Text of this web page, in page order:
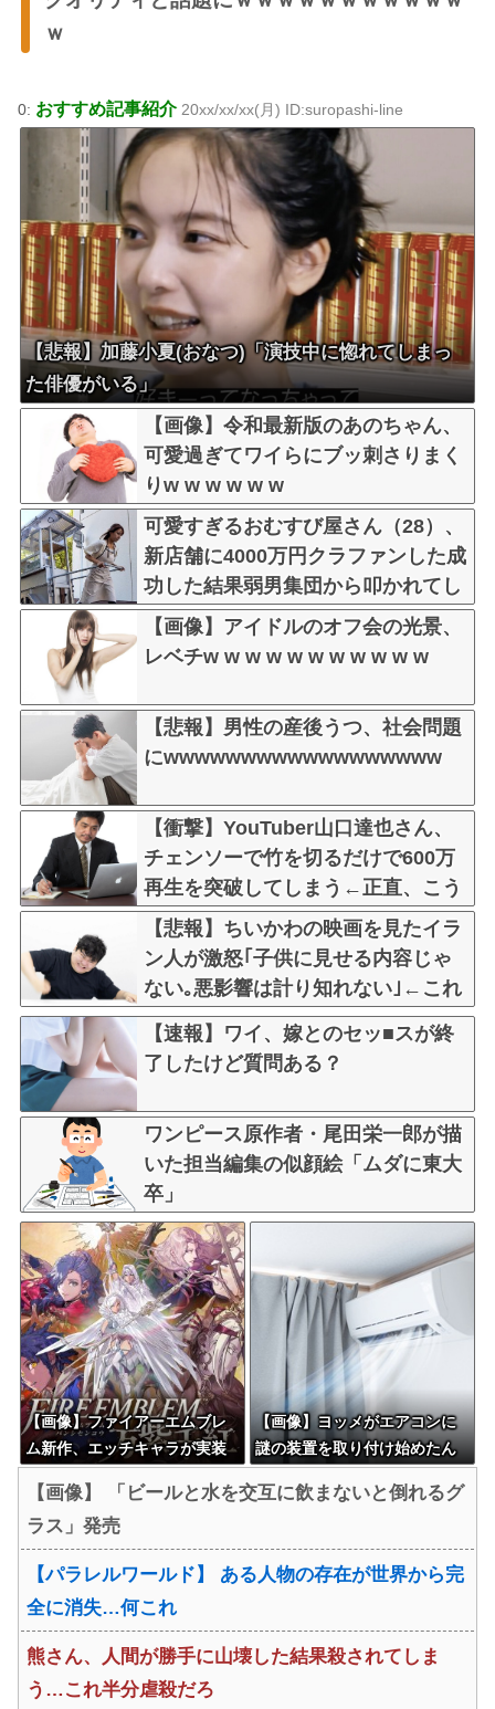
ｗ
0: おすすめ記事紹介20xx/xx/xx(月) ID:suropashi-line
【悲報】加藤小夏(おなつ)「演技中に惚れてしまっ
た俳優がいる」
【画像】令和最新版のあのちゃん、
可愛過ぎてワイらにブッ刺さりまく
りw w w w w w
可愛すぎるおむすび屋さん（28）、
新店舗に4000万円クラファンした成
功した結果弱男集団から叩かれてし
まうｗｗｗｗ
【画像】アイドルのオフ会の光景、
レベチw w w w w w w w w w w
【悲報】男性の産後うつ、社会問題
にwwwwwwwwwwwwwwwwww
【衝撃】YouTuber山口達也さん、
チェンソーで竹を切るだけで600万
再生を突破してしまう←正直、こう
言うのでいいんだよなw w w w w w
w w
【悲報】ちいかわの映画を見たイラ
ン人が激怒｢子供に見せる内容じゃ
ない｡悪影響は計り知れない｣←これ
w w w w w w w w w
【速報】ワイ、嫁とのセッ■スが終
了したけど質問ある？
ワンピース原作者・尾田栄一郎が描
いた担当編集の似顔絵「ムダに東大
卒」
【画像】ファイアーエムブレ
ム新作、エッチキャラが実装
【画像】ヨッメがエアコンに
謎の装置を取り付け始めたん
【画像】 「ビールと水を交互に飲まないと倒れるグ
ラス」発売
【パラレルワールド】 ある人物の存在が世界から完
全に消失…何これ
熊さん、人間が勝手に山壊した結果殺されてしま
う…これ半分虐殺だろ